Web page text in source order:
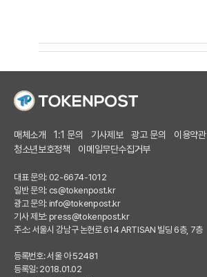
매체소개 1:1 문의 기사제보 광고 문의 이용약관
청소년보호정책
이메일무단수집거부
대표 문의: 02-6674-1012
일반 문의: cs@tokenpost.kr
광고 문의: info@tokenpost.kr
기사 제보: press@tokenpost.kr
주소: 서울시 강남구 논현로 614 ARTISAN 빌딩 6층, 7층
등록번호: 서울 아 52481
등록일: 2018.01.02